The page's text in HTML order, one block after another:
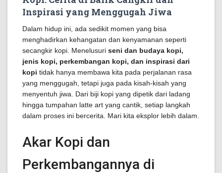
Inspirasi yang Menggugah Jiwa
Dalam hidup ini, ada sedikit momen yang bisa
menghadirkan kehangatan dan kenyamanan seperti
secangkir kopi. Menelusuri seni dan budaya kopi,
jenis kopi, perkembangan kopi, dan inspirasi dari
kopi tidak hanya membawa kita pada perjalanan rasa
yang menggugah, tetapi juga pada kisah-kisah yang
menyentuh jiwa. Dari biji kopi yang dipetik dari ladang
hingga tumpahan latte art yang cantik, setiap langkah
dalam proses ini bercerita. Mari kita eksplor lebih dalam.
Akar Kopi dan
Perkembangannya di